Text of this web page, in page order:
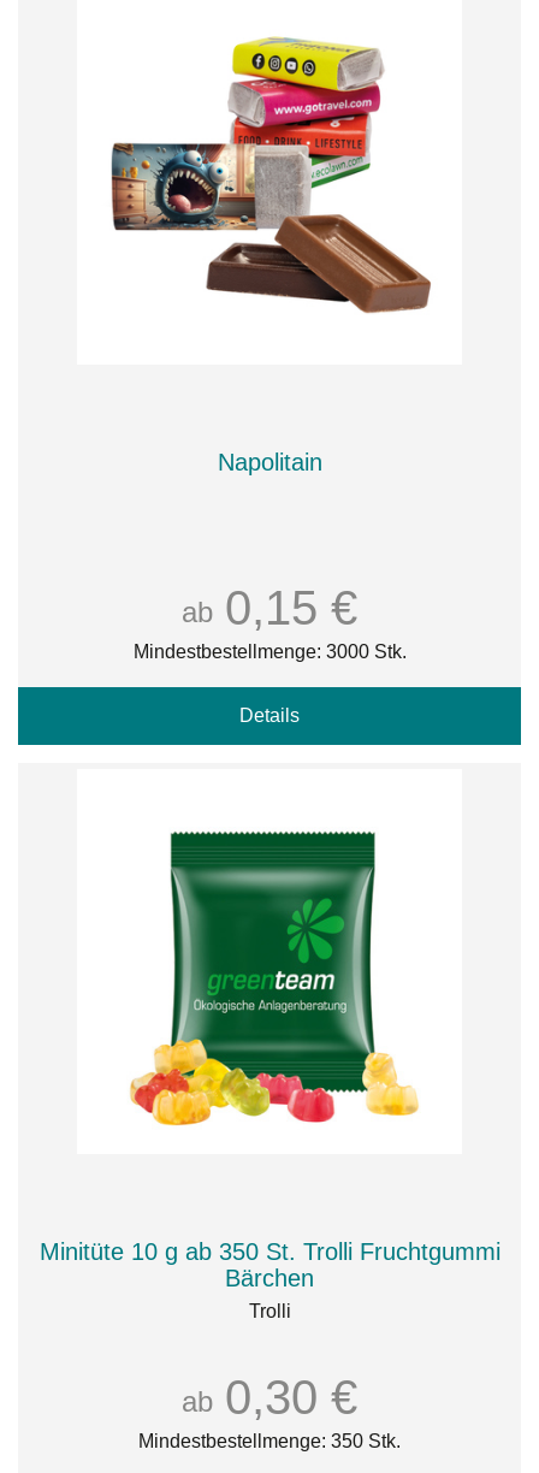
Napolitain
ab 0,15 €
Mindestbestellmenge: 3000 Stk.
Details
Minitüte 10 g ab 350 St. Trolli Fruchtgummi
Bärchen
Trolli
ab 0,30 €
Mindestbestellmenge: 350 Stk.